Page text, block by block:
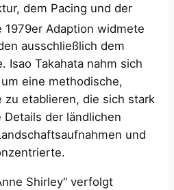
dem Pacing und der
1979er Adaption widmete
ausschließlich dem
Isao Takahata nahm sich
eine methodische,
zu etablieren, die sich stark
der ländlichen
und
Shirley“ verfolgt